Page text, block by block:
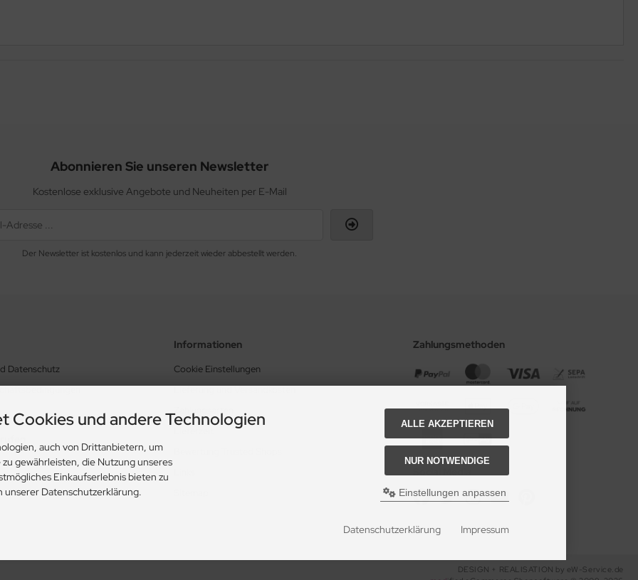
Abonnieren Sie unseren Newsletter
Kostenlose exklusive Angebote und Neuheiten per E-Mail
Der Newsletter ist kostenlos und kann jederzeit wieder abbestellt werden.
Datenschutz
Informationen
Cookie Einstellungen
Lieferung und Versandkosten
Zahlungsarten
Zahlungsmethoden
DESIGN + REALISATION by eW-Service.de
Cookies und andere Technologien
auch von Drittanbietern, um
gewährleisten, die Nutzung unseres
Einkaufserlebnis bieten zu
unserer Datenschutzerklärung.
ALLE AKZEPTIEREN
NUR NOTWENDIGE
Einstellungen anpassen
Datenschutzerklärung Impressum